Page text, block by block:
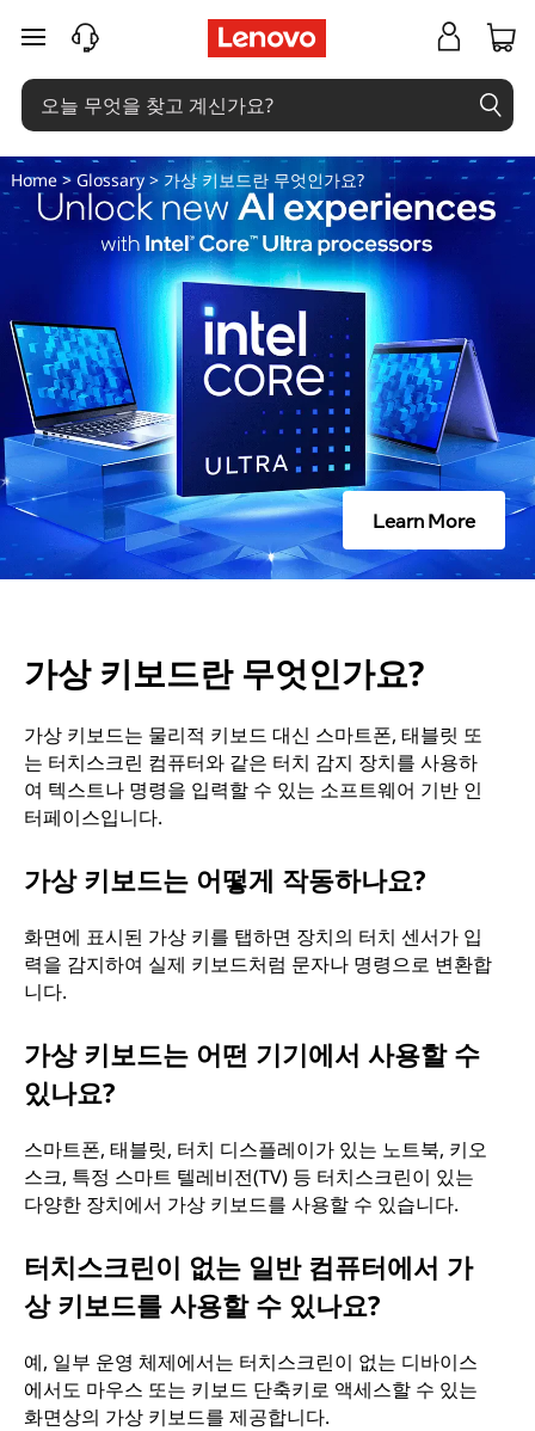
가
상
키
보
드
무
엇
인
가
요
주요 콘텐츠로 건너뛰기
Home> Glossary> 가상 키보드란 무엇인가요?
Learn More
가상 키보드란 무엇인가요?
가상 키보드는 물리적 키보드 대신 스마트폰, 태블릿 또
는 터치스크린 컴퓨터와 같은 터치 감지 장치를 사용하
여 텍스트나 명령을 입력할 수 있는 소프트웨어 기반 인
터페이스입니다.
가상 키보드는 어떻게 작동하나요?
화면에 표시된 가상 키를 탭하면 장치의 터치 센서가 입
력을 감지하여 실제 키보드처럼 문자나 명령으로 변환합
니다.
가상 키보드는 어떤 기기에서 사용할 수
있나요?
스마트폰, 태블릿, 터치 디스플레이가 있는 노트북, 키오
스크, 특정 스마트 텔레비전(TV) 등 터치스크린이 있는
다양한 장치에서 가상 키보드를 사용할 수 있습니다.
터치스크린이 없는 일반 컴퓨터에서 가
상 키보드를 사용할 수 있나요?
예, 일부 운영 체제에서는 터치스크린이 없는 디바이스
에서도 마우스 또는 키보드 단축키로 액세스할 수 있는
화면상의 가상 키보드를 제공합니다.